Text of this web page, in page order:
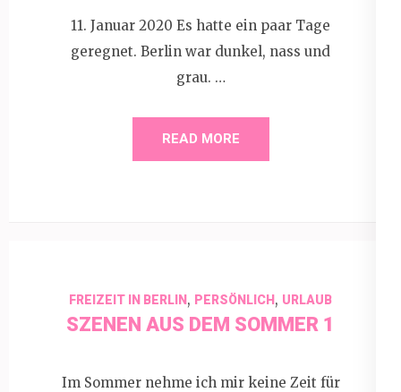
11. Januar 2020 Es hatte ein paar Tage
geregnet. Berlin war dunkel, nass und
grau. …
READ MORE
FREIZEIT IN BERLIN, PERSÖNLICH, URLAUB
SZENEN AUS DEM SOMMER 1
Im Sommer nehme ich mir keine Zeit für